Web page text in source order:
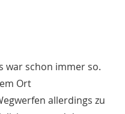
war schon immer so.
Ort
allerdings zu